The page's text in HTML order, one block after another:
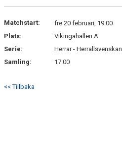
DOKUMENT
KONTAKT
Matchstart:
fre 20 februari, 19:00
Plats:
Vikingahallen A
Serie:
Herrar - Herrallsvenskan
Samling:
17:00
<< Tillbaka